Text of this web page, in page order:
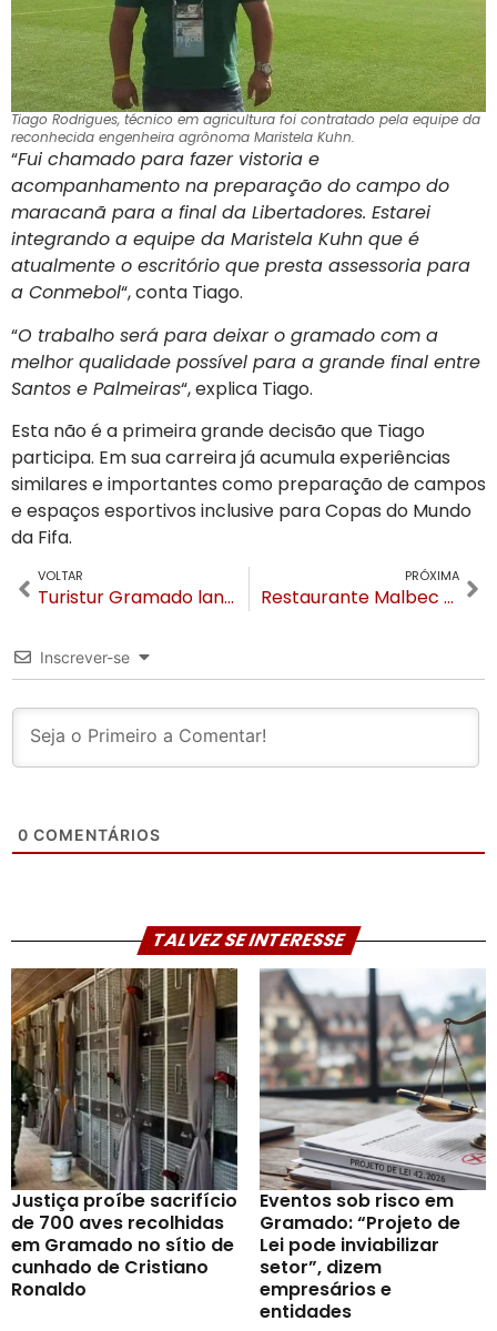
Tiago Rodrigues, técnico em agricultura foi contratado pela equipe da
reconhecida engenheira agrônoma Maristela Kuhn.
“Fui chamado para fazer vistoria e
acompanhamento na preparação do campo do
maracanã para a final da Libertadores. Estarei
integrando a equipe da Maristela Kuhn que é
atualmente o escritório que presta assessoria para
a Conmebol“, conta Tiago.
“O trabalho será para deixar o gramado com a
melhor qualidade possível para a grande final entre
Santos e Palmeiras“, explica Tiago.
Esta não é a primeira grande decisão que Tiago
participa. Em sua carreira já acumula experiências
similares e importantes como preparação de campos
e espaços esportivos inclusive para Copas do Mundo
da Fifa.
VOLTAR
Turistur Gramado lança plataforma de vendas para agentes de viagens
PRÓXIMA
Restaurante Malbec ganha prêmio Atendimento Nota 10 da Revista Sabores do Sul
Inscrever-se
0 COMENTÁRIOS
TALVEZ SE INTERESSE
Justiça proíbe sacrifício
de 700 aves recolhidas
em Gramado no sítio de
cunhado de Cristiano
Ronaldo
Eventos sob risco em
Gramado: “Projeto de
Lei pode inviabilizar
setor”, dizem
empresários e
entidades